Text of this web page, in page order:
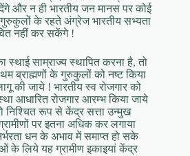
और न ही भारतीय जन मानस पर कोई
के रहते अंग्रेज भारतीय सभ्यता
नहीं कर सकेंगे !
स्थाई साम्राज्य स्थापित करना है, तो
ब्राह्मणों के गुरुकुलों को नष्ट किया
की जाये ! भारतीय स्व रोजगार को
आधारित रोजगार आरम्भ किया जाये
निश्चित रूप से केंद्र सत्ता उन्मुख
पर इतना अधिक कर लगाया
धन के अभाव में समाप्त हो सके
के लिये यह ग्रामीण इकाइयां केंद्र